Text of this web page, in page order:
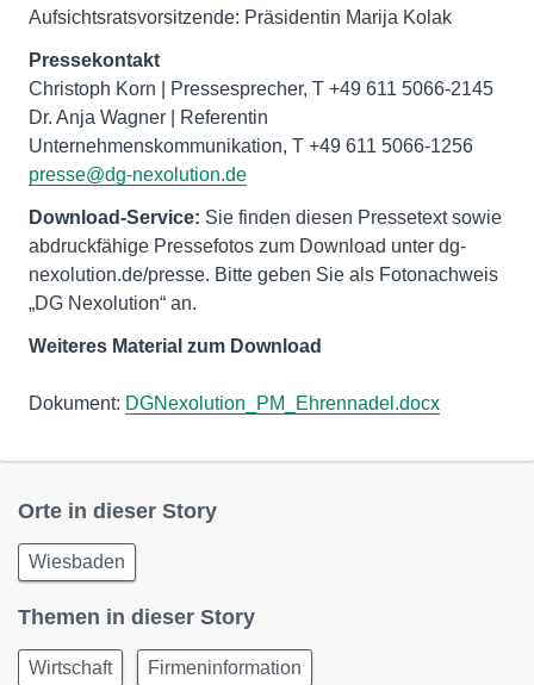
Aufsichtsratsvorsitzende: Präsidentin Marija Kolak
Pressekontakt
Christoph Korn | Pressesprecher, T +49 611 5066-2145
Dr. Anja Wagner | Referentin
presse@dg-nexolution.de
Download-Service: Sie finden diesen Pressetext sowie
abdruckfähige Pressefotos zum Download unter dg-
nexolution.de/presse. Bitte geben Sie als Fotonachweis
„DG Nexolution“ an.
Weiteres Material zum Download
Dokument: DGNexolution_PM_Ehrennadel.docx
Orte in dieser Story
Wiesbaden
Themen in dieser Story
Wirtschaft Firmeninformation